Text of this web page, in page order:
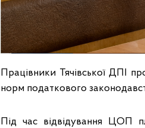
Працівники Тячівської ДПІ
норм податкового
Під час відвідування ЦОП